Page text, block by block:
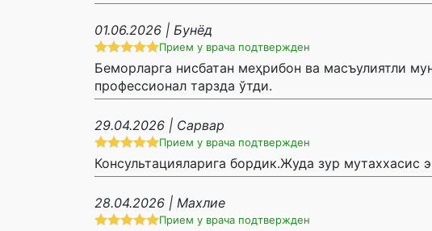
01.06.2026 | Бунёд
Прием у врача подтвержден
Беморларга нисбатан меҳрибон ва масъулиятли
профессионал тарзда ўтди.
29.04.2026 | Сарвар
Прием у врача подтвержден
Консультацияларига бордик.Жуда зур мутаххасис
28.04.2026 | Махлие
Прием у врача подтвержден